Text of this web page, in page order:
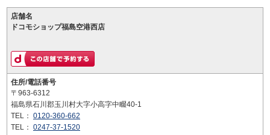
店舗名
ドコモショップ福島空港西店
住所/電話番号
〒963-6312
福島県石川郡玉川村大字小高字中畷40-1
TEL： 0120-360-662
TEL： 0247-37-1520